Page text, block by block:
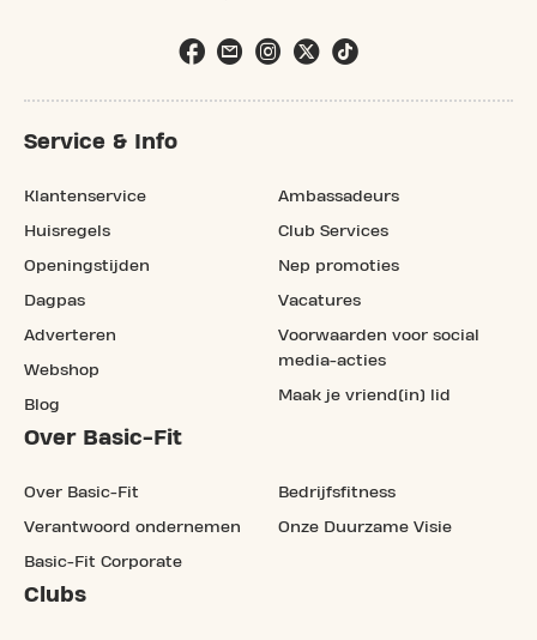
Service & Info
Klantenservice
Huisregels
Openingstijden
Dagpas
Adverteren
Webshop
Blog
Ambassadeurs
Club Services
Nep promoties
Vacatures
Voorwaarden voor social
media-acties
Maak je vriend(in) lid
Over Basic-Fit
Over Basic-Fit
Verantwoord ondernemen
Basic-Fit Corporate
Bedrijfsfitness
Onze Duurzame Visie
Clubs